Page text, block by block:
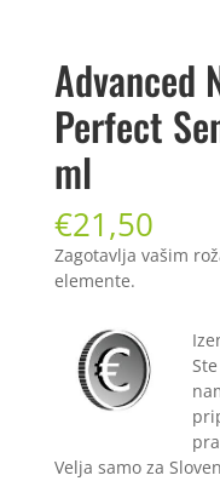
Advanced
Perfect
ml
€21,50
Zagotavlja vašim
elemente.
Velja samo za